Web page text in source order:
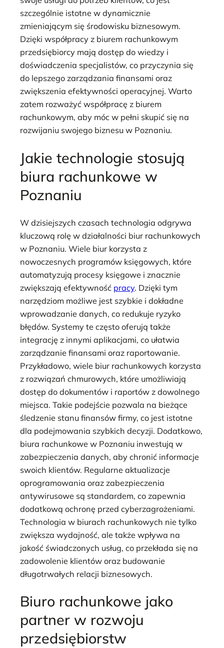
szczególnie istotne w dynamicznie
zmieniającym się środowisku biznesowym.
Dzięki współpracy z biurem rachunkowym
przedsiębiorcy mają dostęp do wiedzy i
doświadczenia specjalistów, co przyczynia się
do lepszego zarządzania finansami oraz
zwiększenia efektywności operacyjnej. Warto
zatem rozważyć współpracę z biurem
rachunkowym, aby móc w pełni skupić się na
rozwijaniu swojego biznesu w Poznaniu.
Jakie technologie stosują
biura rachunkowe w
Poznaniu
W dzisiejszych czasach technologia odgrywa
kluczową rolę w działalności biur rachunkowych
w Poznaniu. Wiele biur korzysta z
nowoczesnych programów księgowych, które
automatyzują procesy księgowe i znacznie
zwiększają efektywność pracy. Dzięki tym
narzędziom możliwe jest szybkie i dokładne
wprowadzanie danych, co redukuje ryzyko
błędów. Systemy te często oferują także
integrację z innymi aplikacjami, co ułatwia
zarządzanie finansami oraz raportowanie.
Przykładowo, wiele biur rachunkowych korzysta
z rozwiązań chmurowych, które umożliwiają
dostęp do dokumentów i raportów z dowolnego
miejsca. Takie podejście pozwala na bieżące
śledzenie stanu finansów firmy, co jest istotne
dla podejmowania szybkich decyzji. Dodatkowo,
biura rachunkowe w Poznaniu inwestują w
zabezpieczenia danych, aby chronić informacje
swoich klientów. Regularne aktualizacje
oprogramowania oraz zabezpieczenia
antywirusowe są standardem, co zapewnia
dodatkową ochronę przed cyberzagrożeniami.
Technologia w biurach rachunkowych nie tylko
zwiększa wydajność, ale także wpływa na
jakość świadczonych usług, co przekłada się na
zadowolenie klientów oraz budowanie
długotrwałych relacji biznesowych.
Biuro rachunkowe jako
partner w rozwoju
przedsiębiorstw